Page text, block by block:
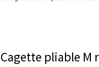
Cagette pliable M